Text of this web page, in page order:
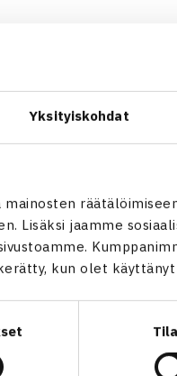
Yksityiskohdat
Lisäksi jaamme
kun olet käyttänyt
Andre Sa
Jarkko